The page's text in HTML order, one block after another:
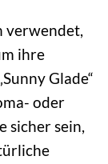
verwendet,
ihre
Glade“
oder
sicher sein,